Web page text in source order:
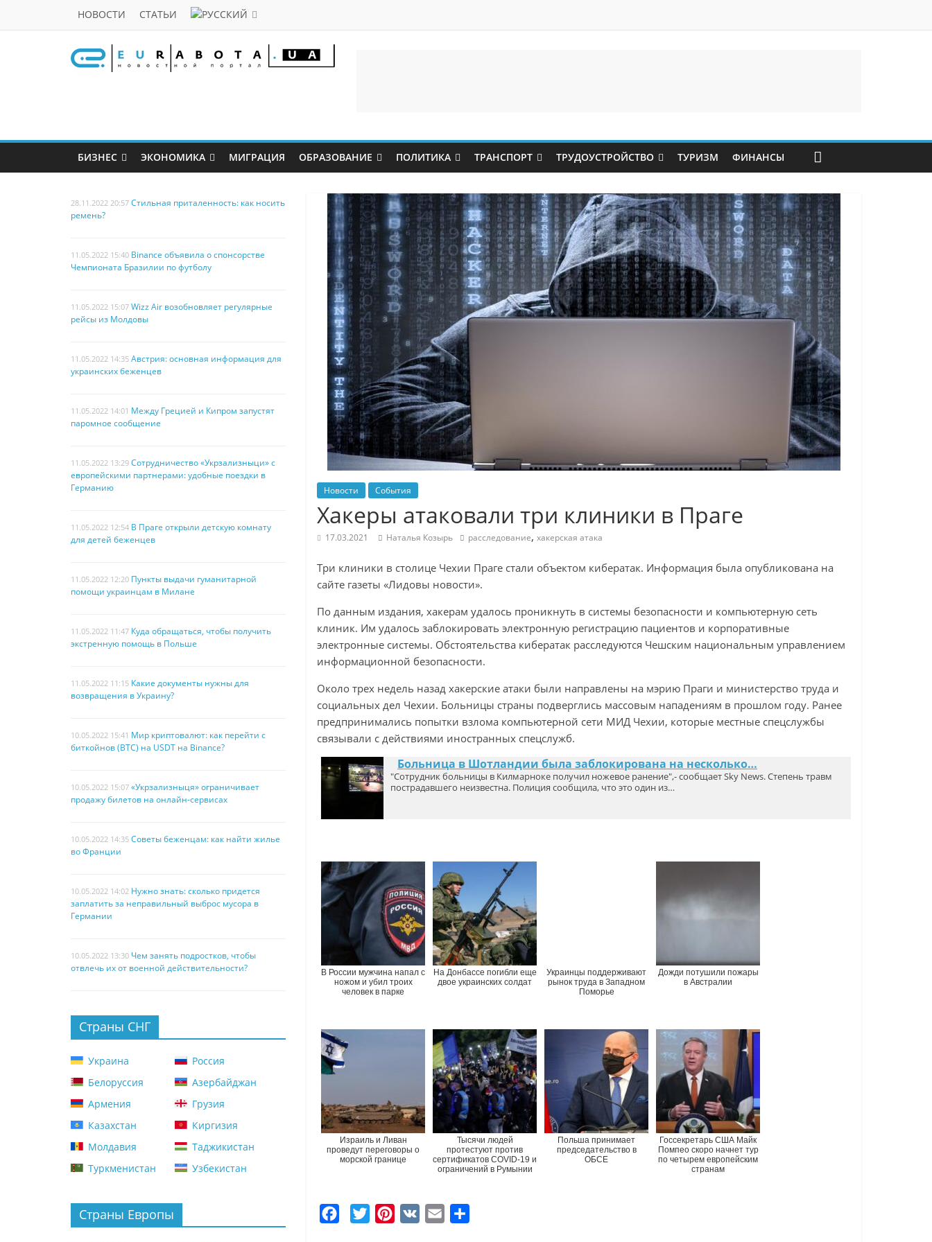
НОВОСТИ СТАТЬИ
БИЗНЕС ЭКОНОМИКА МИГРАЦИЯ ОБРАЗОВАНИЕ ПОЛИТИКА ТРАНСПОРТ ТРУДОУСТРОЙСТВО ТУРИЗМ ФИНАНСЫ
Новости События
Хакеры атаковали три клиники в Праге
17.03.2021 Наталья Козырь расследование, хакерская атака
Три клиники в столице Чехии Праге стали объектом кибератак. Информация была опубликована на
сайте газеты «Лидовы новости».
По данным издания, хакерам удалось проникнуть в системы безопасности и компьютерную сеть
клиник. Им удалось заблокировать электронную регистрацию пациентов и корпоративные
электронные системы. Обстоятельства кибератак расследуются Чешским национальным управлением
информационной безопасности.
Около трех недель назад хакерские атаки были направлены на мэрию Праги и министерство труда и
социальных дел Чехии. Больницы страны подверглись массовым нападениям в прошлом году. Ранее
предпринимались попытки взлома компьютерной сети МИД Чехии, которые местные спецслужбы
связывали с действиями иностранных спецслужб.
Больница в Шотландии была заблокирована на несколько…
"Сотрудник больницы в Килмарноке получил ножевое ранение",- сообщает Sky News. Степень травм
пострадавшего неизвестна. Полиция сообщила, что это один из…
В России мужчина напал с
ножом и убил троих
человек в парке
На Донбассе погибли еще
двое украинских солдат
Украинцы поддерживают
рынок труда в Западном
Поморье
Дожди потушили пожары
в Австралии
Израиль и Ливан
проведут переговоры о
морской границе
Тысячи людей
протестуют против
сертификатов COVID-19 и
ограничений в Румынии
Польша принимает
председательство в
ОБСЕ
Госсекретарь США Майк
Помпео скоро начнет тур
по четырем европейским
странам
28.11.2022 20:57 Стильная приталенность: как носить
ремень?
11.05.2022 15:40 Binance объявила о спонсорстве
Чемпионата Бразилии по футболу
11.05.2022 15:07 Wizz Air возобновляет регулярные
рейсы из Молдовы
11.05.2022 14:35 Австрия: основная информация для
украинских беженцев
11.05.2022 14:01 Между Грецией и Кипром запустят
паромное сообщение
11.05.2022 13:29 Сотрудничество «Укрзализныци» с
европейскими партнерами: удобные поездки в
Германию
11.05.2022 12:54 В Праге открыли детскую комнату
для детей беженцев
11.05.2022 12:20 Пункты выдачи гуманитарной
помощи украинцам в Милане
11.05.2022 11:47 Куда обращаться, чтобы получить
экстренную помощь в Польше
11.05.2022 11:15 Какие документы нужны для
возвращения в Украину?
10.05.2022 15:41 Мир криптовалют: как перейти с
биткойнов (BTC) на USDT на Binance?
10.05.2022 15:07 «Укрзализныця» ограничивает
продажу билетов на онлайн-сервисах
10.05.2022 14:35 Советы беженцам: как найти жилье
во Франции
10.05.2022 14:02 Нужно знать: сколько придется
заплатить за неправильный выброс мусора в
Германии
10.05.2022 13:30 Чем занять подростков, чтобы
отвлечь их от военной действительности?
Страны СНГ
Украина
Россия
Белоруссия
Азербайджан
Армения
Грузия
Казахстан
Киргизия
Молдавия
Таджикистан
Туркменистан
Узбекистан
Страны Европы